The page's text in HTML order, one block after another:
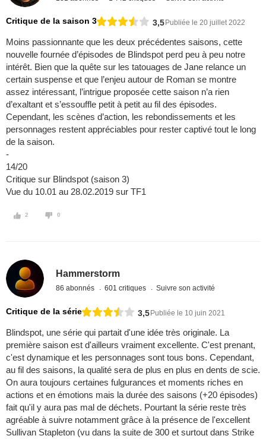
Critique de la saison 3 3,5Publiée le 20 juillet 2022
Moins passionnante que les deux précédentes saisons, cette
nouvelle fournée d’épisodes de Blindspot perd peu à peu notre
intérêt. Bien que la quête sur les tatouages de Jane relance un
certain suspense et que l’enjeu autour de Roman se montre
assez intéressant, l’intrigue proposée cette saison n’a rien
d’exaltant et s’essouffle petit à petit au fil des épisodes.
Cependant, les scènes d’action, les rebondissements et les
personnages restent appréciables pour rester captivé tout le long
de la saison.
-
14/20
Critique sur Blindspot (saison 3)
Vue du 10.01 au 28.02.2019 sur TF1
2 0
Hammerstorm
86 abonnés 601 critiques Suivre son activité
Critique de la série 3,5Publiée le 10 juin 2021
Blindspot, une série qui partait d'une idée très originale. La
première saison est d'ailleurs vraiment excellente. C'est prenant,
c'est dynamique et les personnages sont tous bons. Cependant,
au fil des saisons, la qualité sera de plus en plus en dents de scie.
On aura toujours certaines fulgurances et moments riches en
actions et en émotions mais la durée des saisons (+20 épisodes)
fait qu'il y aura pas mal de déchets. Pourtant la série reste très
agréable à suivre notamment grâce à la présence de l'excellent
Sullivan Stapleton (vu dans la suite de 300 et surtout dans Strike